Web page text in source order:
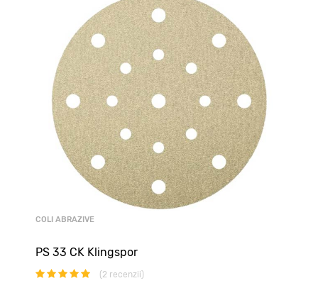
COLI ABRAZIVE
PS 33 CK Klingspor
(2 recenzii)